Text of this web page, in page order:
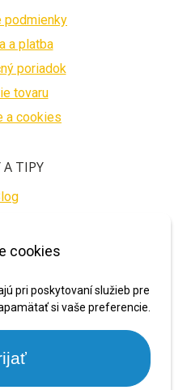
cookies
pri poskytovaní služieb pre
si vaše preferencie.
podmienky
a platba
poriadok
tovaru
a cookies
A TIPY
PLATBY